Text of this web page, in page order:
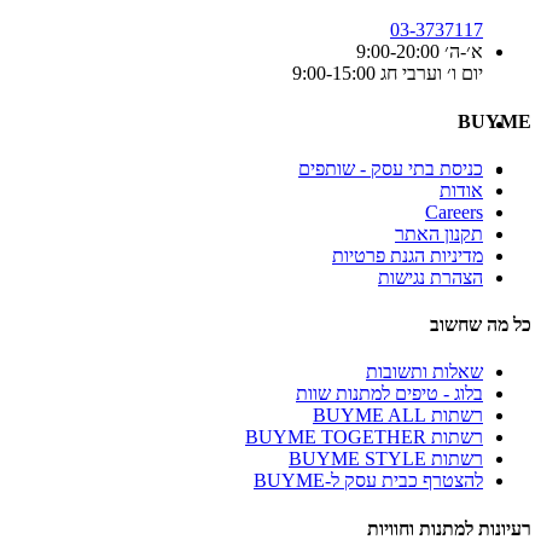
03-3737117
א׳-ה׳ 9:00-20:00
יום ו׳ וערבי חג 9:00-15:00
BUYME
כניסת בתי עסק - שותפים
אודות
Careers
תקנון האתר
מדיניות הגנת פרטיות
הצהרת נגישות
כל מה שחשוב
שאלות ותשובות
בלוג - טיפים למתנות שוות
רשתות BUYME ALL
רשתות BUYME TOGETHER
רשתות BUYME STYLE
להצטרף כבית עסק ל-BUYME
רעיונות למתנות וחוויות